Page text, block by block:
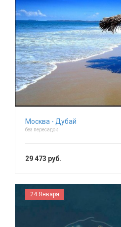
Москва - Дубай
без пересадок
29 473 руб.
24 Января